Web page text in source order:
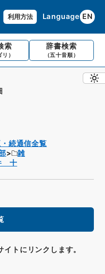
利用方法 Language EN
索
リ）
辞書検索
（五十音順）
続通信全覧
雑
十
トにリンクします。